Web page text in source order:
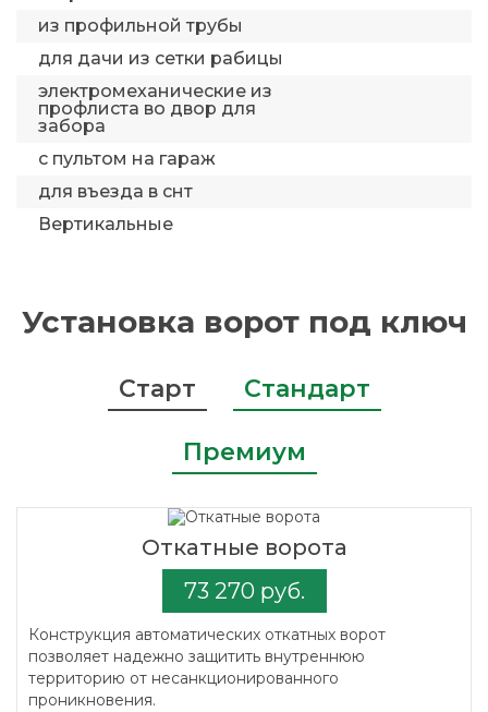
из профильной трубы
для дачи из сетки рабицы
электромеханические из
профлиста во двор для
забора
с пультом на гараж
для въезда в снт
Вертикальные
Установка ворот под ключ
Старт Стандарт
Премиум
Откатные ворота
73 270 руб.
Конструкция автоматических откатных ворот
позволяет надежно защитить внутреннюю
территорию от несанкционированного
проникновения.